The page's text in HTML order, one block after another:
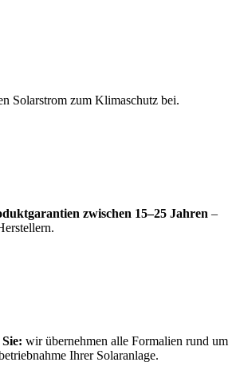
Solarstrom zum Klimaschutz bei.
zwischen 15–25 Jahren –
wir übernehmen alle Formalien rund um
Ihrer Solaranlage.